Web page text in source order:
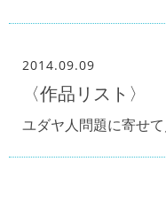
2014.09.09
〈作品リスト〉
ユダヤ人問題に寄せ